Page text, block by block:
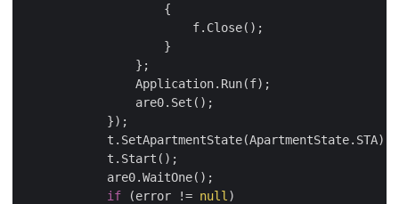
                    {
                        f.Close();
                    }
                };
                Application.Run(f);
                are0.Set();
            });
            t.SetApartmentState(ApartmentState.STA);
            t.Start();
            are0.WaitOne();
if (error != null )